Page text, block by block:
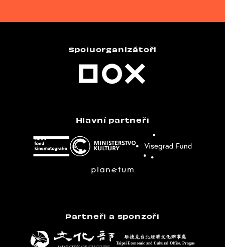
Spoluorganizátoři
Hlavní partneři
Partneři a sponzoři